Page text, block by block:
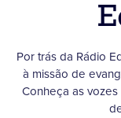
Por trás da Rádio
à missão de
Conheça as